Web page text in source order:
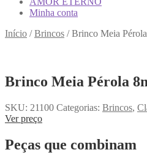
Minha conta
Início /Brincos /Brinco Meia
Brinco Meia Pérola
SKU: 21100 Categorias: Brincos,
Ver preço
Peças que combinam